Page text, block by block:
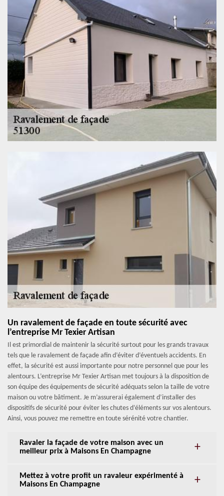
Un ravalement de façade en toute sécurité avec
l’entreprise Mr Texier Artisan
Il est primordial de maintenir la sécurité surtout pour les grands travaux
tels que le ravalement de façade afin d’éviter d’éventuels accidents. En
effet, la sécurité est aussi importante pour notre personnel que pour les
alentours. L’entreprise Mr Texier Artisan met toujours à la disposition de
son équipe des équipements de sécurité adéquats selon la taille de votre
maison ou votre bâtiment. Je m’assurerai également d’installer des
dispositifs de sécurité pour éviter les chutes d’éléments sur vos alentours.
Ainsi, vous pouvez me remettre en toute sérénité votre chantier.
Ravaler la façade de votre maison avec un
meilleur prix à Maisons En Champagne
Mettez à votre profit un ravaleur expérimenté à
Maisons En Champagne